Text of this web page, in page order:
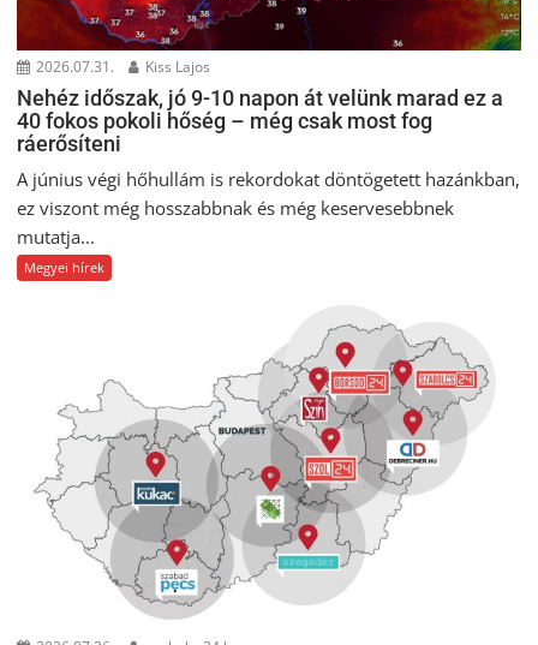
2026.07.31. Kiss Lajos
Nehéz időszak, jó 9-10 napon át velünk marad ez a
40 fokos pokoli hőség – még csak most fog
ráerősíteni
A június végi hőhullám is rekordokat döntögetett hazánkban,
ez viszont még hosszabbnak és még keservesebbnek
mutatja...
Megyei hírek